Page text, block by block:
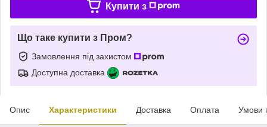
Купити з
Що таке купити з Пром?
Замовлення під захистом
Доступна доставка
Опис Характеристики Доставка Оплата Умови